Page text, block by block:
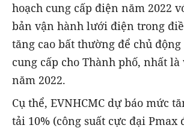
hoạch cung cấp điện năm 2022
bản vận hành lưới điện trong
tăng cao bất thường để chủ
cung cấp cho Thành phố, nhất là
năm 2022.
Cụ thể, EVNHCMC dự báo mức
tải 10% (công suất cực đại Pmax